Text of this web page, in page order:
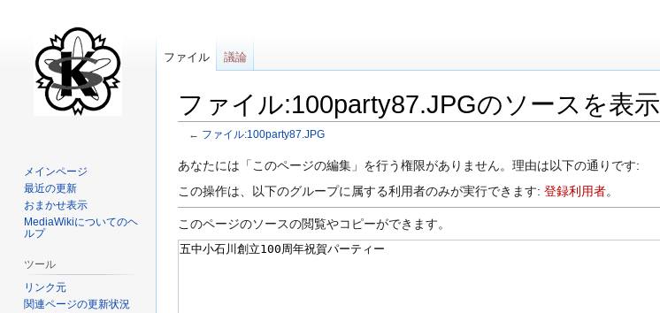
ファイル:100party87.JPGのソースを表示
← ファイル:100party87.JPG
ナ
ー
シ
検
移
動
あなたには「このページの編集」を行う権限がありません。理由は以下の通りです:
この操作は、以下のグループに属する利用者のみが実行できます: 登録利用者。
このページのソースの閲覧やコピーができます。
ファイル 議論
メインページ
最近の更新
おまかせ表示
MediaWikiについてのヘ
ルプ
ツール
リンク元
関連ページの更新状況